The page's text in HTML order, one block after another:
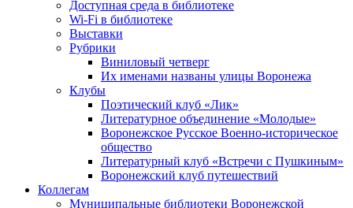
Доступная среда в библиотеке
Wi-Fi в библиотеке
Выставки
Рубрики
Виниловый четверг
Их именами названы улицы Воронежа
Клубы
Поэтический клуб «Лик»
Литературное объединение «Молодые»
Воронежское Русское Военно-историческое
общество
Литературный клуб «Встречи с Пушкиным»
Воронежский клуб путешествий
Коллегам
Муниципальные библиотеки Воронежской